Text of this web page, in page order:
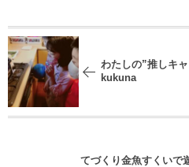
わたしの”推しキ
kukuna
てづくり金魚すくいで